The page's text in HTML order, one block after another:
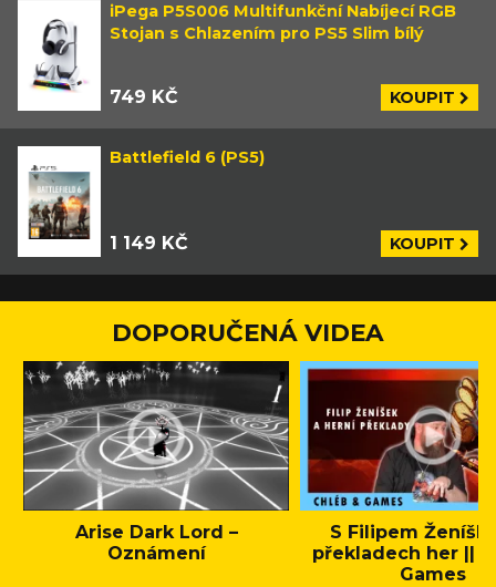
iPega P5S006 Multifunkční Nabíjecí RGB
Stojan s Chlazením pro PS5 Slim bílý
749 KČ KOUPIT
Battlefield 6 (PS5)
1 149 KČ KOUPIT
DOPORUČENÁ VIDEA
Arise Dark Lord –
Oznámení
S Filipem
překladech her ||
Games